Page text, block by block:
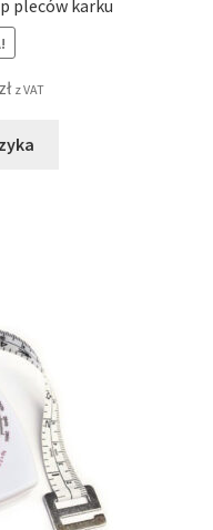
pleców karku
zł z VAT